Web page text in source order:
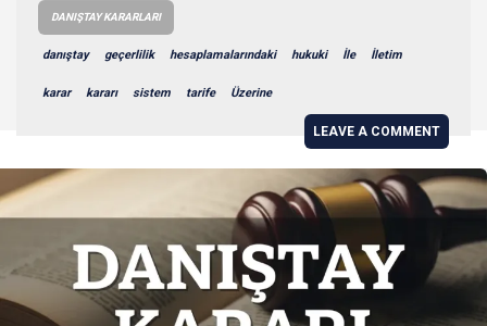
DANIŞTAY KARARLARI
danıştay geçerlilik hesaplamalarındaki hukuki İle İletim
karar kararı sistem tarife Üzerine
LEAVE A COMMENT